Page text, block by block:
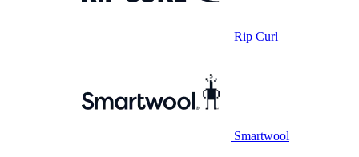
Rip Curl
Smartwool